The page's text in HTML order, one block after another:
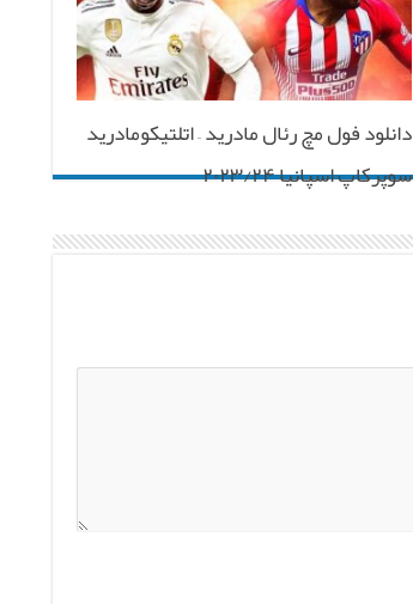
دانلود فول مچ رئال مادرید – اتلتیکومادرید
سوپرکاپ اسپانیا ۲۰۲۳/۲۴